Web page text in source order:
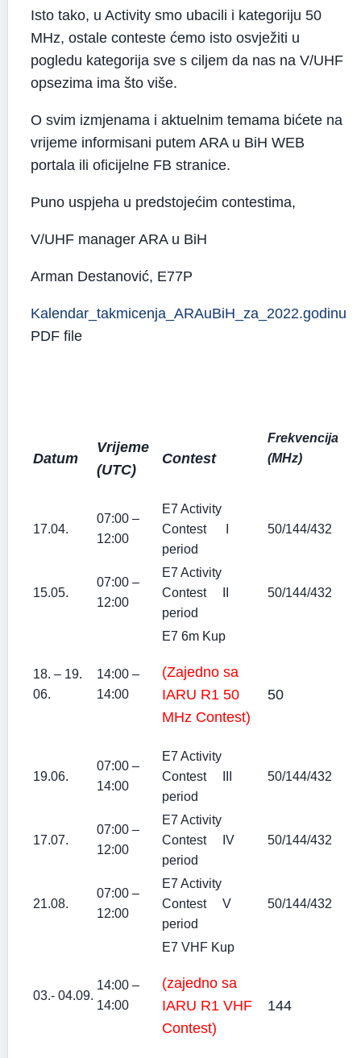
Isto tako, u Activity smo ubacili i kategoriju 50
MHz, ostale conteste ćemo isto osvježiti u
pogledu kategorija sve s ciljem da nas na V/UHF
opsezima ima što više.
O svim izmjenama i aktuelnim temama bićete na
vrijeme informisani putem ARA u BiH WEB
portala ili oficijelne FB stranice.
Puno uspjeha u predstojećim contestima,
V/UHF manager ARA u BiH
Arman Destanović, E77P
Kalendar_takmicenja_ARAuBiH_za_2022.godinu
PDF file
Datum
Vrijeme
(UTC)
Contest
Frekvencija
(MHz)
17.04.
07:00 –
12:00
E7 Activity
Contest I
period
50/144/432
15.05.
07:00 –
12:00
E7 Activity
Contest II
period
50/144/432
18. – 19.
06.
14:00 –
14:00
E7 6m Kup
(Zajedno sa
IARU R1 50
MHz Contest)
50
19.06.
07:00 –
14:00
E7 Activity
Contest III
period
50/144/432
17.07.
07:00 –
12:00
E7 Activity
Contest IV
period
50/144/432
21.08.
07:00 –
12:00
E7 Activity
Contest V
period
50/144/432
03.- 04.09.
14:00 –
14:00
E7 VHF Kup
(zajedno sa
IARU R1 VHF
Contest)
144